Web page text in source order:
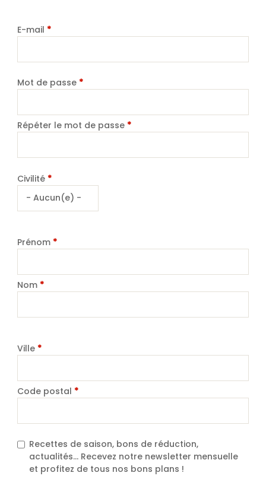
E-mail *
Mot de passe *
Répéter le mot de passe *
Civilité *
Prénom *
Nom *
Ville *
Code postal *
Recettes de saison, bons de réduction,
actualités… Recevez notre newsletter mensuelle
et profitez de tous nos bons plans !